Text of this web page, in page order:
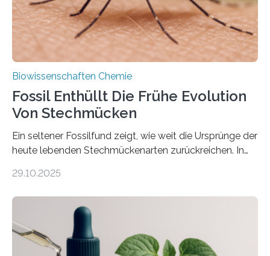
nächsten…
Biowissenschaften Chemie
Fossil Enthüllt Die Frühe Evolution
Von Stechmücken
Ein seltener Fossilfund zeigt, wie weit die Ursprünge der
heute lebenden Stechmückenarten zurückreichen. In
Forschende die bisher älteste bekannte Stechmücken-
Region Kachin in Myanmar und hat sich in
ausgezeichnetem Zustand erhalten. Es konnte als neue
Art einer neuen Gattung beschrieben werden und trägt
nun den Namen Cretosabethes primaevus. Dieser erste
29.10.2025